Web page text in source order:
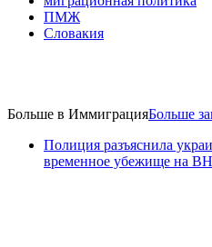
ПМЖ
Словакия
Больше в ИммиграцияБольше
Полиция разъяснила
временное убежище на